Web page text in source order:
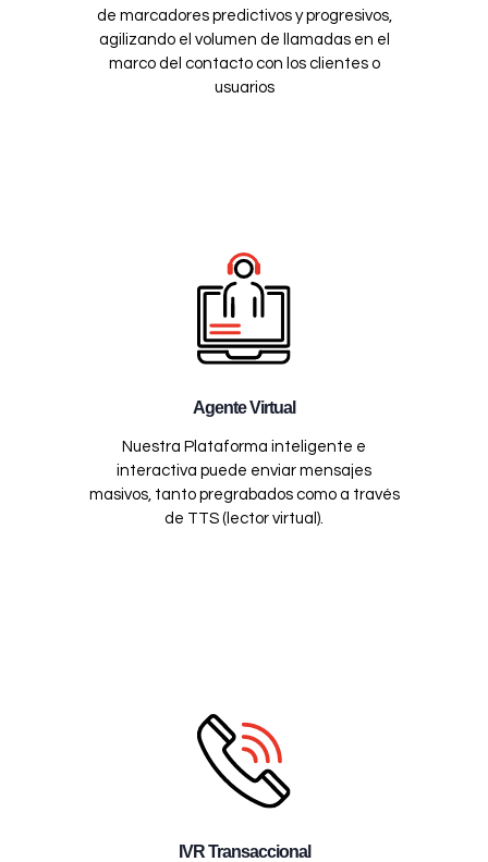
de marcadores predictivos y progresivos,
agilizando el volumen de llamadas en el
marco del contacto con los clientes o
usuarios
Agente Virtual
Nuestra Plataforma inteligente e
interactiva puede enviar mensajes
masivos, tanto pregrabados como a través
de TTS (lector virtual).
IVR Transaccional